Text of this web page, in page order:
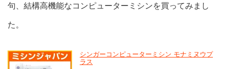
句、結構高機能なコンピューターミシンを買ってみまし
た。
シンガーコンピューターミシン モナミヌウプ
ラス